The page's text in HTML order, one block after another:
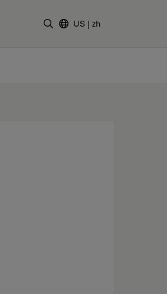
US | zh